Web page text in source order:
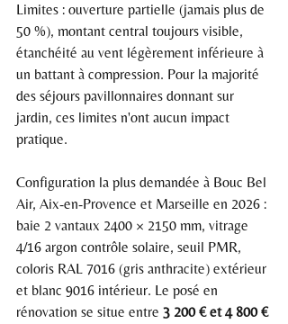
Limites : ouverture partielle (jamais plus de
50 %), montant central toujours visible,
étanchéité au vent légèrement inférieure à
un battant à compression. Pour la majorité
des séjours pavillonnaires donnant sur
jardin, ces limites n'ont aucun impact
pratique.
Configuration la plus demandée à Bouc Bel
Air, Aix-en-Provence et Marseille en 2026 :
baie 2 vantaux 2400 × 2150 mm, vitrage
4/16 argon contrôle solaire, seuil PMR,
coloris RAL 7016 (gris anthracite) extérieur
et blanc 9016 intérieur. Le posé en
rénovation se situe entre 3 200 € et 4 800 €